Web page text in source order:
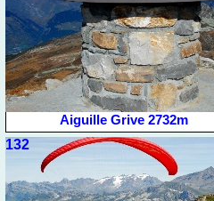
Aiguille Grive 2732m
132